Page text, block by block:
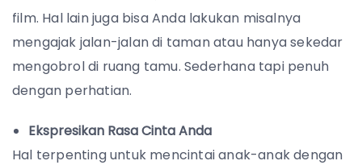
film. Hal lain juga bisa Anda lakukan misalnya
mengajak jalan-jalan di taman atau hanya sekedar
mengobrol di ruang tamu. Sederhana tapi penuh
dengan perhatian.
Ekspresikan Rasa Cinta Anda
Hal terpenting untuk mencintai anak-anak dengan